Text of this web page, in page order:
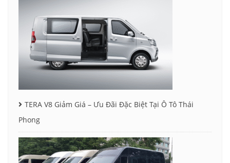
TERA V8 Giảm Giá – Ưu Đãi Đặc Biệt Tại Ô Tô Thái
Phong